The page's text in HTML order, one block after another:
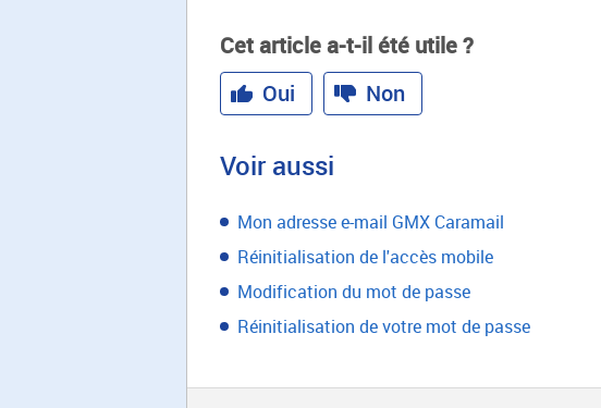
Cet article a-t-il été utile ?
Oui
Non
Voir aussi
Mon adresse e-mail GMX Caramail
Réinitialisation de l'accès mobile
Modification du mot de passe
Réinitialisation de votre mot de passe